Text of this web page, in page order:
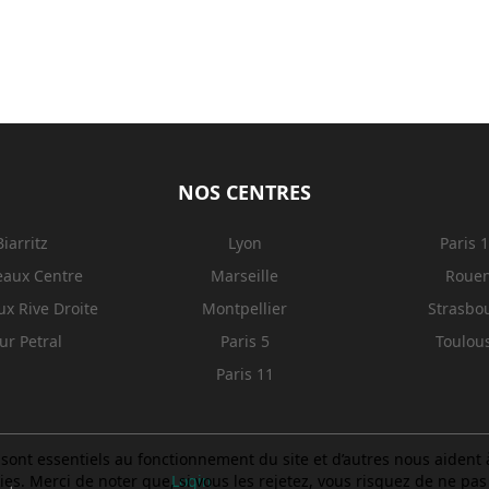
NOS CENTRES
Centre
Rive Droite
Petral
Lyon
Marseille
Montpellier
Paris 5
Paris 11
Paris
Login
essentiels au fonctionnement du site et d’autres nous
Merci de noter que, si vous les rejetez, vous risquez de ne